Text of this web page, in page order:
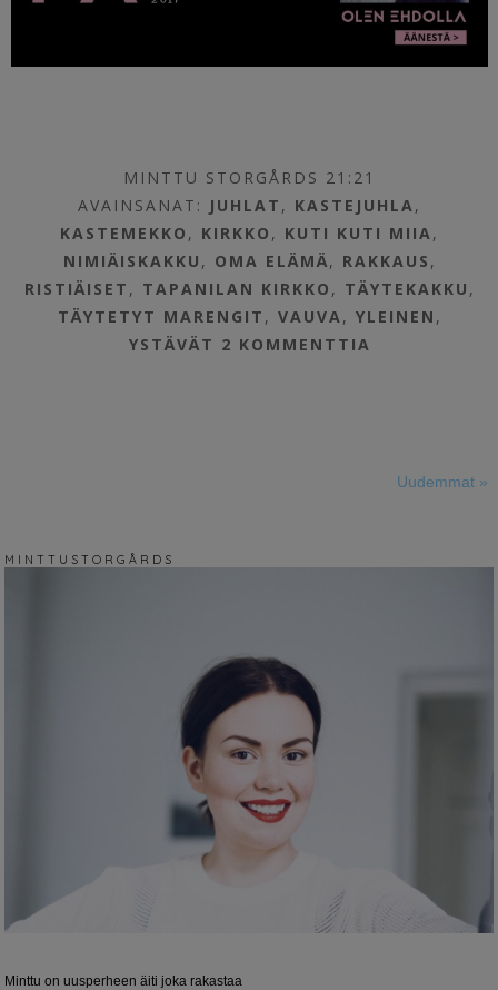
MINTTU STORGÅRDS 21:21
AVAINSANAT: JUHLAT , KASTEJUHLA ,
KASTEMEKKO , KIRKKO , KUTI KUTI MIIA ,
NIMIÄISKAKKU , OMA ELÄMÄ, RAKKAUS ,
RISTIÄISET , TAPANILAN KIRKKO , TÄYTEKAKKU ,
TÄYTETYT MARENGIT , VAUVA , YLEINEN ,
YSTÄVÄT 2 KOMMENTTIA
Uudemmat »
M I N T T U S T O R G Å R D S
Minttu on uusperheen äiti joka rakastaa